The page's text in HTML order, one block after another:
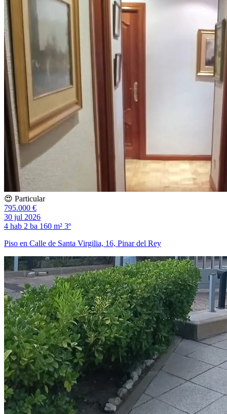
😍 Particular
795.000 €
30 jul 2026
4 hab 2 ba 160 m² 3º
Piso en Calle de Santa Virgilia, 16, Pinar del Rey